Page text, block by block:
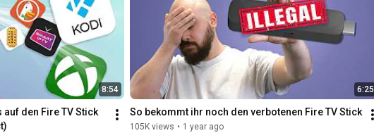
8:54
auf den Fire TV Stick
6:25
So bekommt ihr noch den verbotenen Fire TV Stick
105K views • 1 year ago